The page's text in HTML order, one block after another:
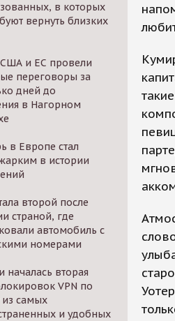
в которых
вернуть близких
США и ЕС провели
переговоры за
дней до
в Нагорном
в Европе стал
в истории
второй после
страной, где
автомобиль с
номерами
началась вторая
VPN по
самых
и удобных